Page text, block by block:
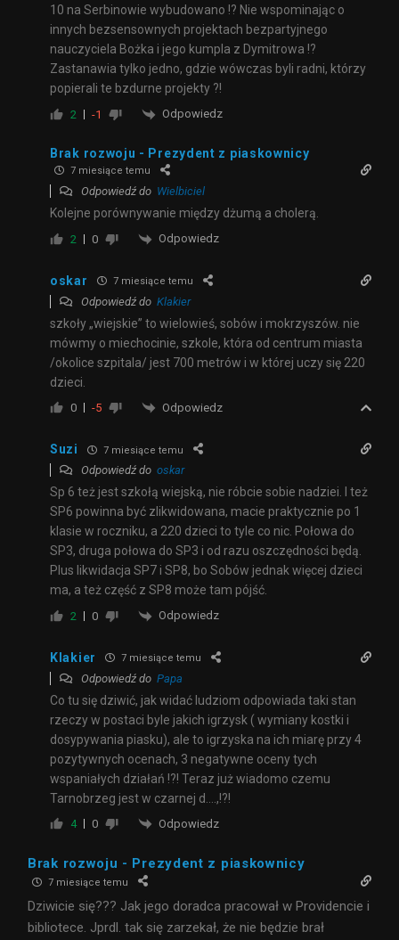
10 na Serbinowie wybudowano !? Nie wspominając o
innych bezsensownych projektach bezpartyjnego
nauczyciela Bożka i jego kumpla z Dymitrowa !?
Zastanawia tylko jedno, gdzie wówczas byli radni, którzy
popierali te bzdurne projekty ?!
2 -1 Odpowiedz
Brak rozwoju - Prezydent z piaskownicy
7 miesiące temu
Odpowiedź do Wielbiciel
Kolejne porównywanie między dżumą a cholerą.
2 0 Odpowiedz
oskar 7 miesiące temu
Odpowiedź do Klakier
szkoły „wiejskie” to wielowieś, sobów i mokrzyszów. nie
mówmy o miechocinie, szkole, która od centrum miasta
/okolice szpitala/ jest 700 metrów i w której uczy się 220
dzieci.
0 -5 Odpowiedz
Suzi 7 miesiące temu
Odpowiedź do oskar
Sp 6 też jest szkołą wiejską, nie róbcie sobie nadziei. I też
SP6 powinna być zlikwidowana, macie praktycznie po 1
klasie w roczniku, a 220 dzieci to tyle co nic. Połowa do
SP3, druga połowa do SP3 i od razu oszczędności będą.
Plus likwidacja SP7 i SP8, bo Sobów jednak więcej dzieci
ma, a też część z SP8 może tam pójść.
2 0 Odpowiedz
Klakier 7 miesiące temu
Odpowiedź do Papa
Co tu się dziwić, jak widać ludziom odpowiada taki stan
rzeczy w postaci byle jakich igrzysk ( wymiany kostki i
dosypywania piasku), ale to igrzyska na ich miarę przy 4
pozytywnych ocenach, 3 negatywne oceny tych
wspaniałych działań !?! Teraz już wiadomo czemu
Tarnobrzeg jest w czarnej d….,!?!
4 0 Odpowiedz
Brak rozwoju - Prezydent z piaskownicy
7 miesiące temu
Dziwicie się??? Jak jego doradca pracował w Providencie i
bibliotece. Jprdl. tak się zarzekał, że nie będzie brał